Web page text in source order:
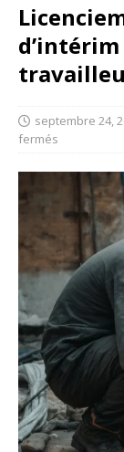
septembre 24,
fermés